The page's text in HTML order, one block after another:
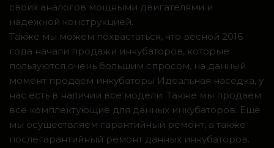
своих аналогов мощными двигателями и
надежной конструкцией.
Также мы можем похвастаться, что весной 2016
года начали продажи инкубаторов, которые
пользуются очень большим спросом, на данный
момент продаем инкубаторы Идеальная наседка, у
нас есть в наличии все модели. Также мы продаем
все комплектующие для данных инкубаторов. Ещё
мы осуществляем гарантийный ремонт, а также
послегарантийный ремонт данных инкубаторов.